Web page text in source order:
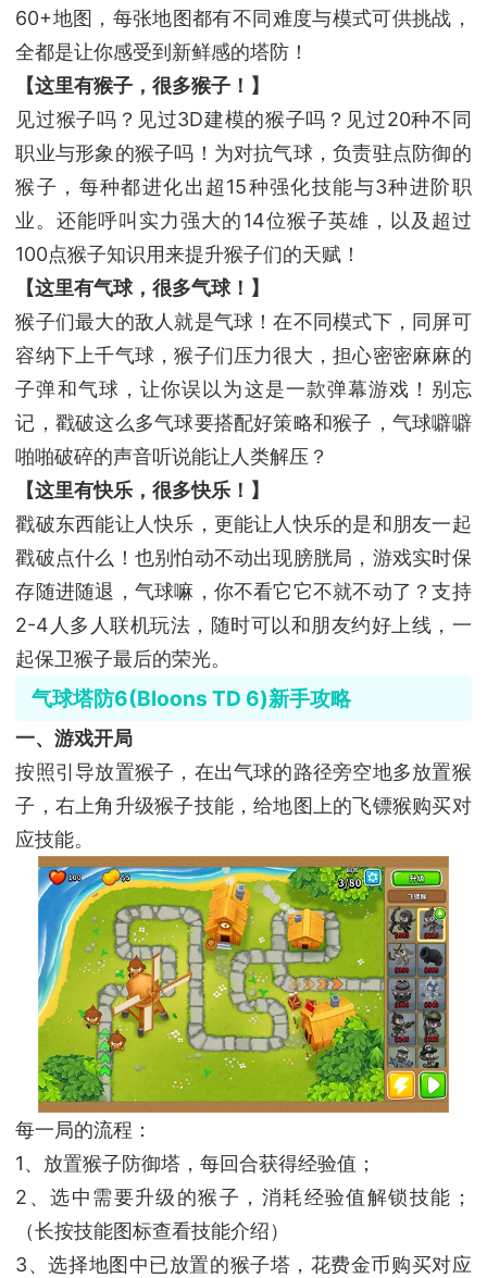
60+地图，每张地图都有不同难度与模式可供挑战，
全都是让你感受到新鲜感的塔防！
【这里有猴子，很多猴子！】
见过猴子吗？见过3D建模的猴子吗？见过20种不同
职业与形象的猴子吗！为对抗气球，负责驻点防御的
猴子，每种都进化出超15种强化技能与3种进阶职
业。还能呼叫实力强大的14位猴子英雄，以及超过
100点猴子知识用来提升猴子们的天赋！
【这里有气球，很多气球！】
猴子们最大的敌人就是气球！在不同模式下，同屏可
容纳下上千气球，猴子们压力很大，担心密密麻麻的
子弹和气球，让你误以为这是一款弹幕游戏！别忘
记，戳破这么多气球要搭配好策略和猴子，气球噼噼
啪啪破碎的声音听说能让人类解压？
【这里有快乐，很多快乐！】
戳破东西能让人快乐，更能让人快乐的是和朋友一起
戳破点什么！也别怕动不动出现膀胱局，游戏实时保
存随进随退，气球嘛，你不看它它不就不动了？支持
2-4人多人联机玩法，随时可以和朋友约好上线，一
起保卫猴子最后的荣光。
气球塔防6(Bloons TD 6)新手攻略
一、游戏开局
按照引导放置猴子，在出气球的路径旁空地多放置猴
子，右上角升级猴子技能，给地图上的飞镖猴购买对
应技能。
每一局的流程：
1、放置猴子防御塔，每回合获得经验值；
2、选中需要升级的猴子，消耗经验值解锁技能；
（长按技能图标查看技能介绍）
3、选择地图中已放置的猴子塔，花费金币购买对应